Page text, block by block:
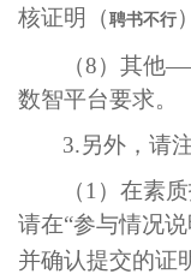
核证明（ 聘书不行
（8）其他
数智平台要求。
3.另外，请
（1 ）在素
请在“参与情况说
并确认提交的证